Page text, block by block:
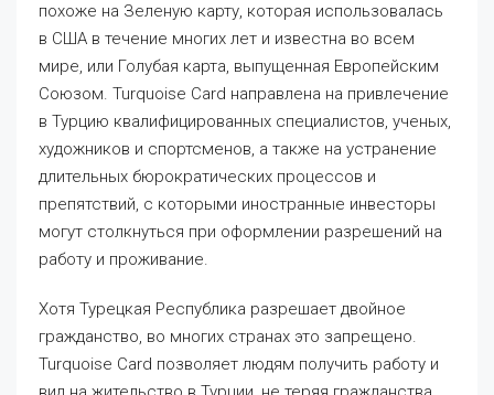
похоже на Зеленую карту, которая использовалась
в США в течение многих лет и известна во всем
мире, или Голубая карта, выпущенная Европейским
Союзом. Turquoise Card направлена ​​на привлечение
в Турцию квалифицированных специалистов, ученых,
художников и спортсменов, а также на устранение
длительных бюрократических процессов и
препятствий, с которыми иностранные инвесторы
могут столкнуться при оформлении разрешений на
работу и проживание.
Хотя Турецкая Республика разрешает двойное
гражданство, во многих странах это запрещено.
Turquoise Card позволяет людям получить работу и